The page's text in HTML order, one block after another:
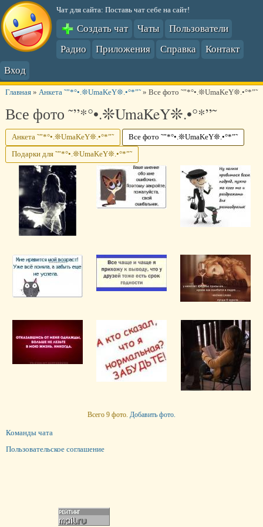
Чат для сайта: Поставь чат себе на сайт!
Создать чат Чаты
Пользователи
Радио
Приложения Справка
Контакт
Вход
Главная» Анкета ˜”*°•.❊UmaKeY❊.•°*”˜» Все фото ˜”*°•.❊UmaKeY❊.•°*”˜
Все фото ˜”*°•.❊UmaKeY❊.•°*”˜
Анкета ˜”*°•.❊UmaKeY❊.•°*”˜ Все фото ˜”*°•.❊UmaKeY❊.•°*”˜
Подарки для ˜”*°•.❊UmaKeY❊.•°*”˜
Всего 9 фото. Добавить фото.
Команды чата
Пользовательское соглашение